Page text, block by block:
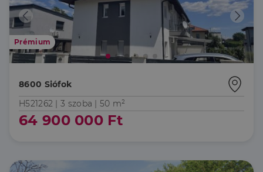
Prémium
8600 Siófok
H521262 | 3 szoba | 50 m²
64 900 000 Ft